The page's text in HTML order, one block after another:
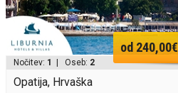
od 240,00€
Nočitev: 1 | Oseb: 2
Opatija, Hrvaška